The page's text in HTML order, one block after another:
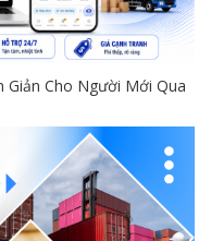
Giản Cho Người Mới Qua